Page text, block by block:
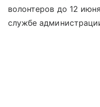
волонтеров до 12
службе